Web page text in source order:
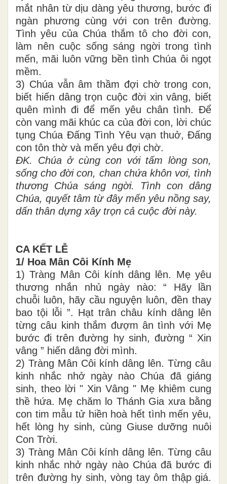
mắt nhân từ dịu dàng yêu thương, bước đi
ngàn phương cùng với con trên đường.
Tình yêu của Chúa thắm tô cho đời con,
làm nên cuộc sống sáng ngời trong tình
mến, mãi luôn vững bền tình Chúa ôi ngọt
mềm.
3) Chúa vẫn âm thầm đợi chờ trong con,
biết hiến dâng trọn cuộc đời xin vâng, biết
quên mình đi để mến yêu chân tình. Để
còn vang mãi khúc ca của đời con, lời chúc
tụng Chúa Đấng Tình Yêu vạn thuở, Đấng
con tôn thờ và mến yêu đợi chờ.
ĐK. Chúa ở cùng con với tấm lòng son,
sống cho đời con, chan chứa khôn vơi, tình
thương Chúa sáng ngời. Tình con dâng
Chúa, quyết tâm từ đây mến yêu nồng say,
dấn thân dựng xây trọn cả cuộc đời này.
CA KẾT LỄ
1/ Hoa Mân Côi Kính Mẹ
1) Tràng Mân Côi kính dâng lên. Mẹ yêu
thương nhắn nhủ ngày nào: “ Hãy lần
chuỗi luôn, hãy cầu nguyện luôn, đền thay
bao tội lỗi ”. Hạt trân châu kính dâng lên
từng câu kinh thắm đượm ân tình với Mẹ
bước đi trên đường hy sinh, đường “ Xin
vâng ” hiến dâng đời mình.
2) Tràng Mân Côi kính dâng lên. Từng câu
kinh nhắc nhở ngày nào Chúa đã giáng
sinh, theo lời " Xin Vâng " Mẹ khiêm cung
thề hứa. Mẹ chăm lo Thánh Gia xưa bằng
con tim mẫu tử hiền hoà hết tình mến yêu,
hết lòng hy sinh, cùng Giuse dưỡng nuôi
Con Trời.
3) Tràng Mân Côi kính dâng lên. Từng câu
kinh nhắc nhở ngày nào Chúa đã bước đi
trên đường hy sinh, vòng tay ôm thập giá.